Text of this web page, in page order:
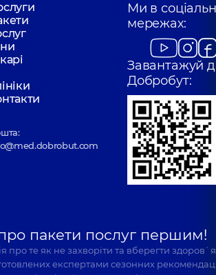
Ми в
мережах:
Завантажуй
Добробут:
пакети послуг першим!
про те як не захворіти та вберегти
експертами сезонних